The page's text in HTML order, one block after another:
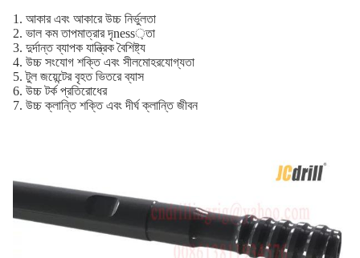
1. আকার এবং আকারে উচ্চ নির্ভুলতা
2. ভাল কম তাপমাত্রার দৃness়তা
3. দুর্দান্ত ব্যাপক যান্ত্রিক বৈশিষ্ট্য
4. উচ্চ সংযোগ শক্তি এবং সীলমোহরযোগ্যতা
5. টুল জয়েন্টের বৃহত ভিতরে ব্যাস
6. উচ্চ টর্ক প্রতিরোধের
7. উচ্চ ক্লান্তি শক্তি এবং দীর্ঘ ক্লান্তি জীবন